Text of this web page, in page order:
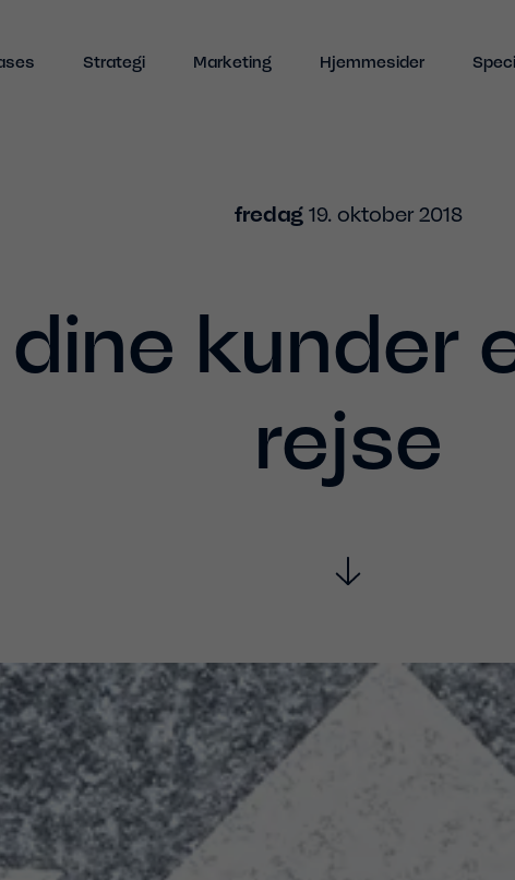
Strategi Marketing Hjemmesider
fredag19. oktober 2018
dine kunder
rejse